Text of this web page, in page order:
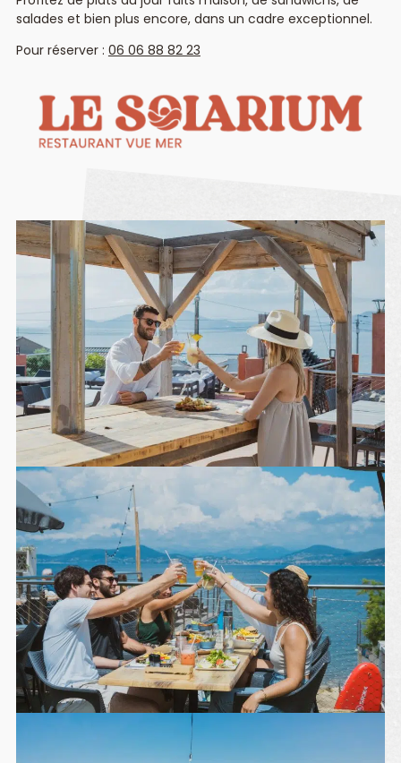
salades et bien plus encore, dans un cadre exceptionnel.
Pour réserver : 06 06 88 82 23